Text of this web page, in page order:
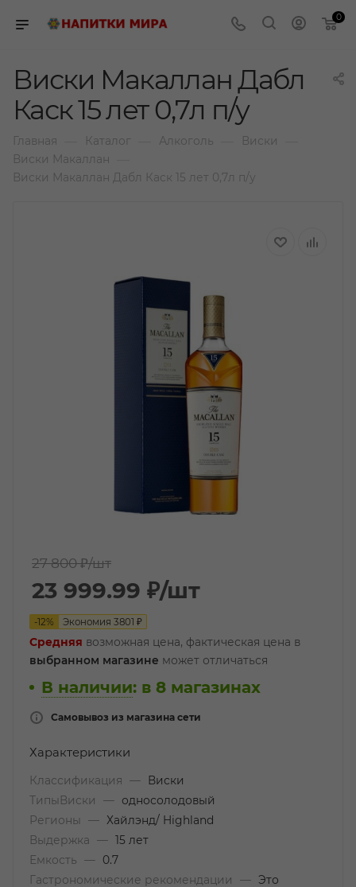
0
Виски Макаллан Дабл
Каск 15 лет 0,7л п/у
Главная Каталог Алкоголь Виски
Виски Макаллан
Виски Макаллан Дабл Каск 15 лет 0,7л п/у
27 800 ₽/шт
23 999.99 ₽/шт
-12% Экономия 3801 ₽
Средняя возможная цена, фактическая цена в
выбранном магазине может отличаться
В наличии: в 8 магазинах
Самовывоз из магазина сети
Характеристики
Классификация —
Виски
ТипыВиски
—
односолодовый
Регионы
—
Хайлэнд/ Highland
Выдержка
— 15 лет
Емкость
—
0.7
Гастрономические рекомендации
—
Это